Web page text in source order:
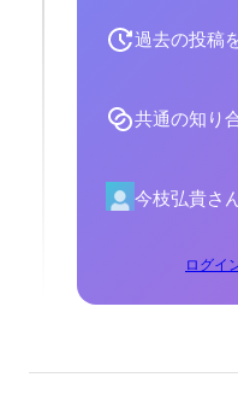
過去の投稿
共通の知り
今枝弘貴さ
ログイ